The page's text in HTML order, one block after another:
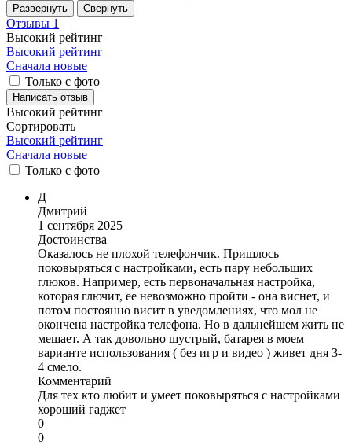
Развернуть Свернуть
Отзывы 1
Высокий рейтинг
Высокий рейтинг
Сначала новые
Только с фото
Написать отзыв
Высокий рейтинг
Сортировать
Высокий рейтинг
Сначала новые
Только с фото
Д
Дмитрий
1 сентября 2025
Достоинства
Оказалось не плохой телефончик. Пришлось
поковыряться с настройками, есть пару небольших
глюков. Например, есть первоначальная настройка,
которая глючит, ее невозможно пройти - она виснет, и
потом постоянно висит в уведомлениях, что мол не
окончена настройка телефона. Но в дальнейшем жить не
мешает. А так довольно шустрый, батарея в моем
варианте использования ( без игр и видео ) живет дня 3-
4 смело.
Комментарий
Для тех кто любит и умеет поковыряться с настройками
хороший гаджет
0
0